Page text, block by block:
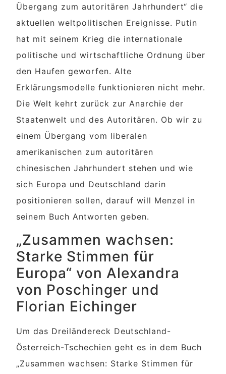
Übergang zum autoritären Jahrhundert“ die
aktuellen weltpolitischen Ereignisse. Putin
hat mit seinem Krieg die internationale
politische und wirtschaftliche Ordnung über
den Haufen geworfen. Alte
Erklärungsmodelle funktionieren nicht mehr.
Die Welt kehrt zurück zur Anarchie der
Staatenwelt und des Autoritären. Ob wir zu
einem Übergang vom liberalen
amerikanischen zum autoritären
chinesischen Jahrhundert stehen und wie
sich Europa und Deutschland darin
positionieren sollen, darauf will Menzel in
seinem Buch Antworten geben.
„Zusammen wachsen:
Starke Stimmen für
Europa“ von Alexandra
von Poschinger und
Florian Eichinger
Um das Dreiländereck Deutschland-
Österreich-Tschechien geht es in dem Buch
„Zusammen wachsen: Starke Stimmen für